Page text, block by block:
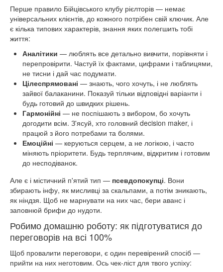
Перше правило Бійцівського клубу рієлторів — немає
універсальних клієнтів, до кожного потрібен свій ключик. Але
є кілька типових характерів, знання яких полегшить тобі
життя:
Аналітики — люблять все детально вивчити, порівняти і
перепровірити. Частуй їх фактами, цифрами і таблицями,
не тисни і дай час подумати.
Цілеспрямовані — знають, чого хочуть, і не люблять
зайвої балаканини. Показуй тільки відповідні варіанти і
будь готовий до швидких рішень.
Гармонійні — не поспішають з вибором, бо хочуть
догодити всім. З'ясуй, хто головний decision maker, і
працюй з його потребами та болями.
Емоційні — керуються серцем, а не логікою, і часто
міняють пріоритети. Будь терплячим, відкритим і готовим
до несподіванок.
Але є і містичний п'ятий тип — псевдопокупці. Вони
збирають інфу, як мисливці за скальпами, а потім зникають,
як ніндзя. Щоб не марнувати на них час, бери аванс і
заповнюй брифи до нудоти.
Робимо домашню роботу: як підготуватися до
переговорів на всі 100%
Щоб провалити переговори, є один перевірений спосіб —
прийти на них неготовим. Ось чек-ліст для твого успіху: